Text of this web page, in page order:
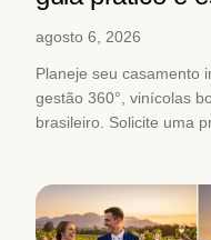
agosto 6, 2026
Planeje seu casamento
gestão 360°, vinícolas
brasileiro. Solicite uma